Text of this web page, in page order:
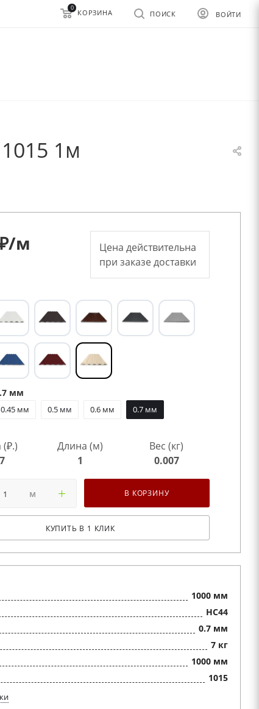
ВОЙТИ
ПОИСК
0
КОРЗИНА
1м
/м
Цена действительна
при заказе доставки
мм
0.45 мм 0.5 мм 0.6 мм 0.7 мм
Длина (м)
1
Вес (кг)
0.007
м В КОРЗИНУ
КУПИТЬ В 1 КЛИК
1000 мм
HC44
0.7 мм
7 кг
1000 мм
1015